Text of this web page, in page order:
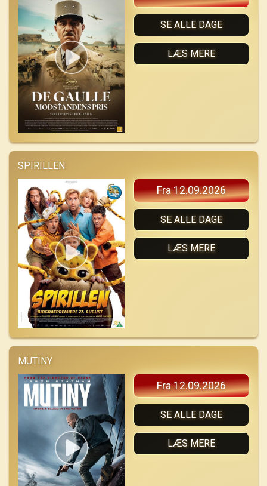
SE ALLE DAGE
LÆS MERE
SPIRILLEN
Fra 12.09.2026
SE ALLE DAGE
LÆS MERE
MUTINY
Fra 12.09.2026
SE ALLE DAGE
LÆS MERE